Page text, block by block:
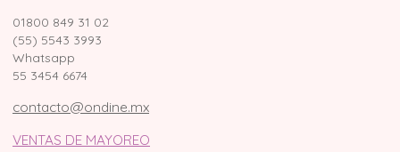
01800 849 31 02
(55) 5543 3993
Whatsapp
55 3454 6674
contacto@ondine.mx
VENTAS DE MAYOREO